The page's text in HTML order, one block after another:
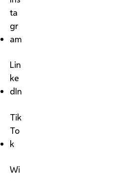
ta
gr
am
Lin
ke
dIn
Tik
To
k
Wi